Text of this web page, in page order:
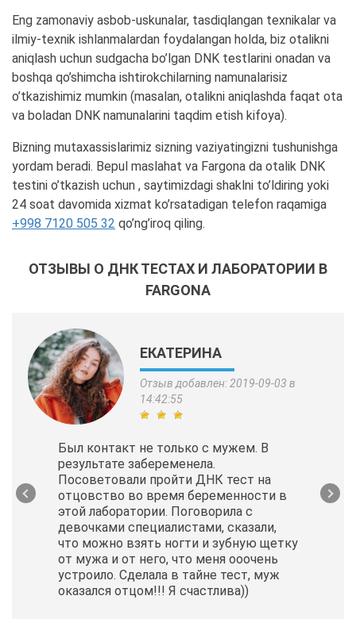
Eng zamonaviy asbob-uskunalar, tasdiqlangan texnikalar va
ilmiy-texnik ishlanmalardan foydalangan holda, biz otalikni
aniqlash uchun sudgacha bo’lgan DNK testlarini onadan va
boshqa qo’shimcha ishtirokchilarning namunalarisiz
o’tkazishimiz mumkin (masalan, otalikni aniqlashda faqat ota
va boladan DNK namunalarini taqdim etish kifoya).
Bizning mutaxassislarimiz sizning vaziyatingizni tushunishga
yordam beradi. Bepul maslahat va Fargona da otalik DNK
testini o’tkazish uchun , saytimizdagi shaklni to’ldiring yoki
24 soat davomida xizmat ko’rsatadigan telefon raqamiga
+998 7120 505 32 qo’ng’iroq qiling.
ОТЗЫВЫ О ДНК ТЕСТАХ И ЛАБОРАТОРИИ В
FARGONA
ЕКАТЕРИНА
Отзыв добавлен: 2019-09-03 в
14:42:55
Был контакт не только с мужем. В
результате забеременела.
Посоветовали пройти ДНК тест на
отцовство во время беременности в
этой лаборатории. Поговорила с
девочками специалистами, сказали,
что можно взять ногти и зубную щетку
от мужа и от него, что меня ооочень
устроило. Сделала в тайне тест, муж
оказался отцом!!! Я счастлива))